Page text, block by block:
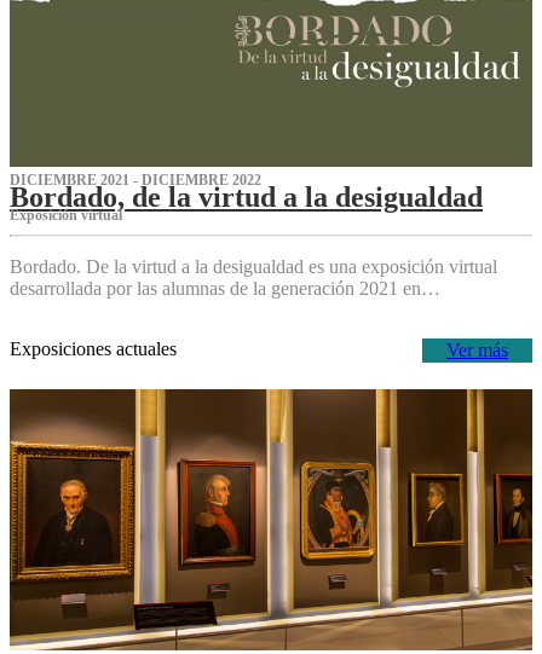
DICIEMBRE 2021 - DICIEMBRE 2022
Bordado, de la virtud a la desigualdad
Exposición virtual‌
Bordado. De la virtud a la desigualdad es una exposición virtual
desarrollada por las alumnas de la generación 2021 en…
Ver más
Exposiciones actuales